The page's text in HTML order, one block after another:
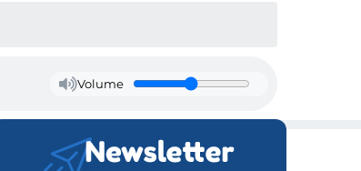
Volume